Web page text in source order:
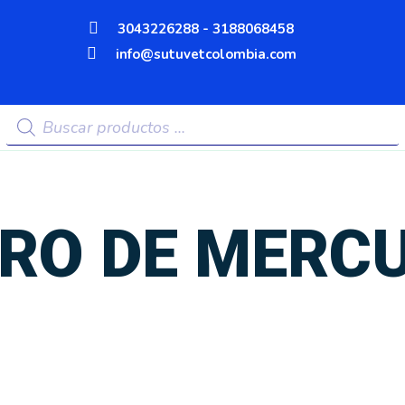
3043226288 - 3188068458
info@sutuvetcolombia.com
Búsqueda
de
DE